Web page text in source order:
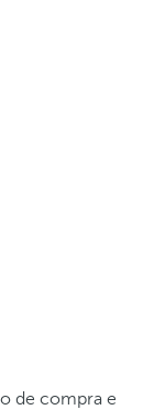
de compra e